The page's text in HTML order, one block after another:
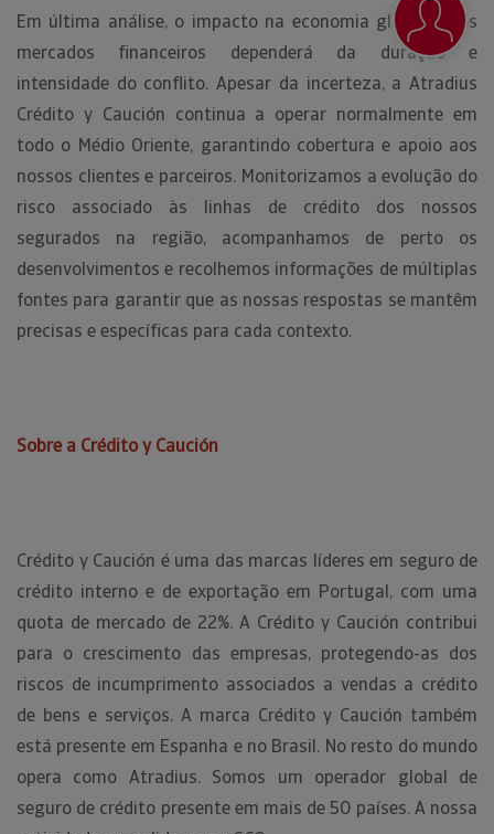
Em última análise, o impacto na economia global e nos
mercados financeiros dependerá da duração e
intensidade do conflito. Apesar da incerteza, a Atradius
Crédito y Caución continua a operar normalmente em
todo o Médio Oriente, garantindo cobertura e apoio aos
nossos clientes e parceiros. Monitorizamos a evolução do
risco associado às linhas de crédito dos nossos
segurados na região, acompanhamos de perto os
desenvolvimentos e recolhemos informações de múltiplas
fontes para garantir que as nossas respostas se mantêm
precisas e específicas para cada contexto.
Sobre a Crédito y Caución
Crédito y Caución é uma das marcas líderes em seguro de
crédito interno e de exportação em Portugal, com uma
quota de mercado de 22%. A Crédito y Caución contribui
para o crescimento das empresas, protegendo-as dos
riscos de incumprimento associados a vendas a crédito
de bens e serviços. A marca Crédito y Caución também
está presente em Espanha e no Brasil. No resto do mundo
opera como Atradius. Somos um operador global de
seguro de crédito presente em mais de 50 países. A nossa